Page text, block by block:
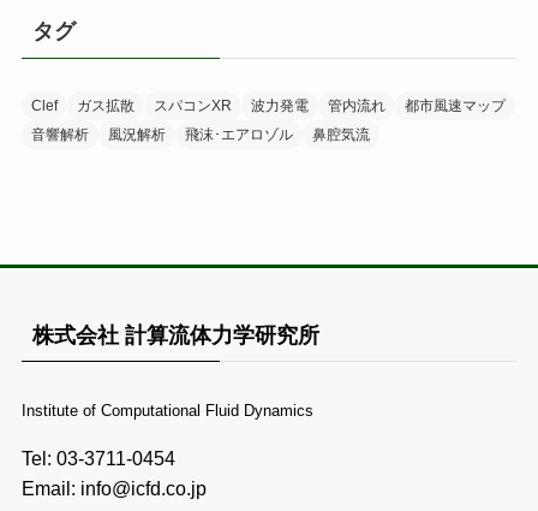
タグ
Clef ガス拡散 スパコンXR 波力発電 管内流れ
都市風速マップ
音響解析
風況解析 飛沫･エアロゾル 鼻腔気流
株式会社 計算流体力学研究所
Institute of Computational Fluid Dynamics
Tel: 03-3711-0454
Email: info@icfd.co.jp